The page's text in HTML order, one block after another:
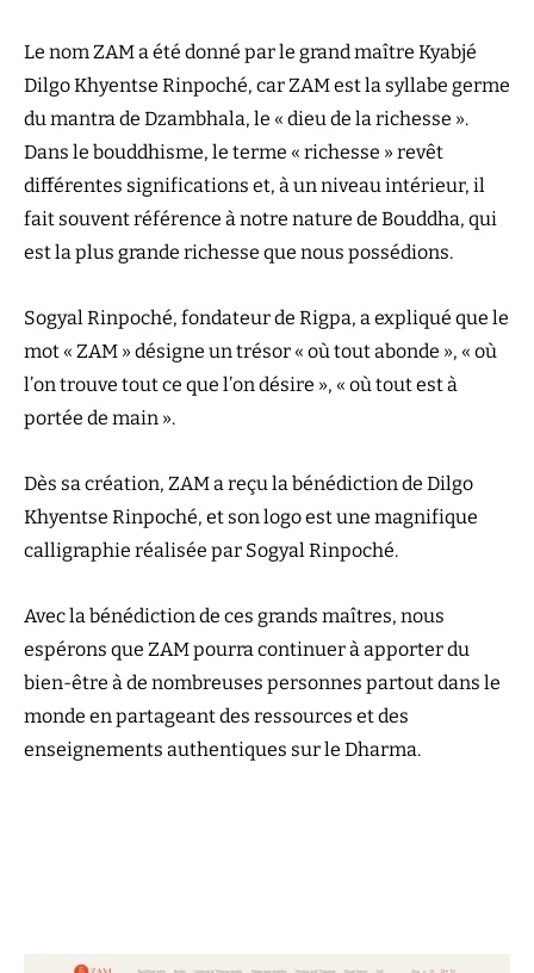
Le nom ZAM a été donné par le grand maître Kyabjé
Dilgo Khyentse Rinpoché, car ZAM est la syllabe germe
du mantra de Dzambhala, le « dieu de la richesse ».
Dans le bouddhisme, le terme « richesse » revêt
différentes significations et, à un niveau intérieur, il
fait souvent référence à notre nature de Bouddha, qui
est la plus grande richesse que nous possédions.
Sogyal Rinpoché, fondateur de Rigpa, a expliqué que le
mot « ZAM » désigne un trésor « où tout abonde », « où
l’on trouve tout ce que l’on désire », « où tout est à
portée de main ».
Dès sa création, ZAM a reçu la bénédiction de Dilgo
Khyentse Rinpoché, et son logo est une magnifique
calligraphie réalisée par Sogyal Rinpoché.
Avec la bénédiction de ces grands maîtres, nous
espérons que ZAM pourra continuer à apporter du
bien-être à de nombreuses personnes partout dans le
monde en partageant des ressources et des
enseignements authentiques sur le Dharma.